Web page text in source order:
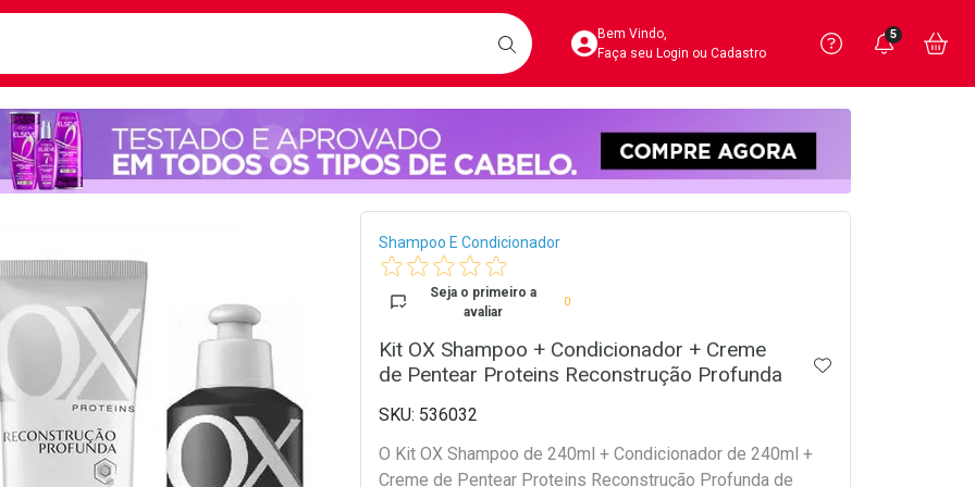
BUSCARAcesse sua Conta
Bem Vindo,
Faça seu Login ou Cadastro
Precisa
Ver Recursos
Você
5
Breadcrumb
Shampoo E Condicionador
Seja o primeiro a
avaliar
0
Kit OX Shampoo + Condicionador + Creme
de Pentear Proteins Reconstrução Profunda
ADICIONAR AOS
536032
O Kit OX Shampoo de 240ml + Condicionador de 240ml +
Creme de Pentear Proteins Reconstrução Profunda de